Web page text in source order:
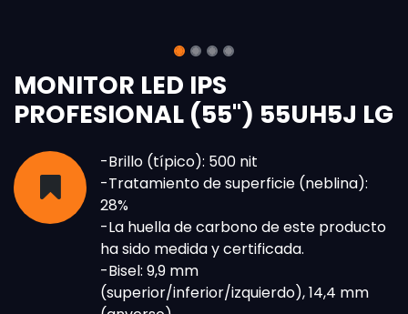
MONITOR LED IPS
PROFESIONAL (55") 55UH5J LG
-Brillo (típico): 500 nit
-Tratamiento de superficie (neblina):
28%
-La huella de carbono de este producto
ha sido medida y certificada.
-Bisel: 9,9 mm
(superior/inferior/izquierdo), 14,4 mm